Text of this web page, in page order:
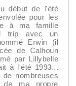
début de l'été
pour les
à ma famille
trip avec un
Erwin (il
de Calhoun
par Lillybelle
à l'été 1993...
nombreuses
de ma propre